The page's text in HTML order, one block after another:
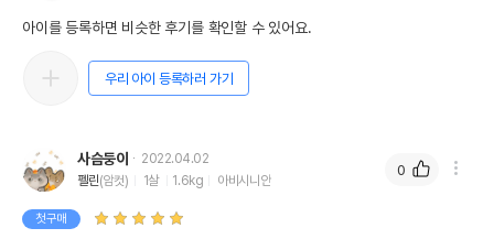
아이를 등록하면 비슷한 후기를 확인할 수 있어요.
우리 아이 등록하러 가기
사슴둥이
2022.04.02
펠린(암컷) 1살 1.6kg 아비시니안
첫구매
0